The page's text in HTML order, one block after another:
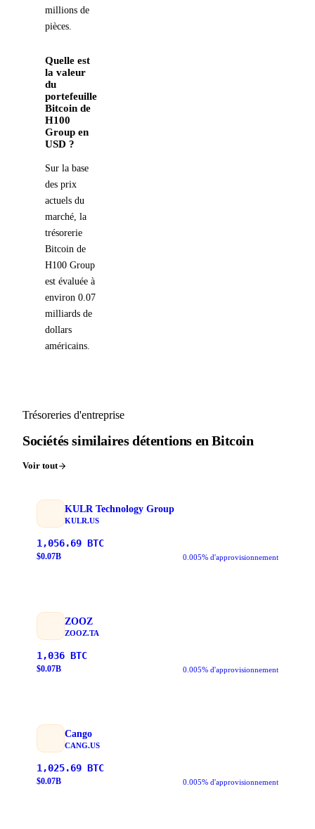
millions de
pièces.
Quelle est
la valeur
du
portefeuille
Bitcoin de
H100
Group en
USD ?
Sur la base
des prix
actuels du
marché, la
trésorerie
Bitcoin de
H100 Group
est évaluée à
environ 0.07
milliards de
dollars
américains.
Trésoreries d'entreprise
Sociétés similaires détentions en Bitcoin
Voir tout
KULR Technology Group
KULR.US
1,056.69 BTC
$0.07B 0.005% d'approvisionnement
ZOOZ
ZOOZ.TA
1,036 BTC
$0.07B 0.005% d'approvisionnement
Cango
CANG.US
1,025.69 BTC
$0.07B 0.005% d'approvisionnement